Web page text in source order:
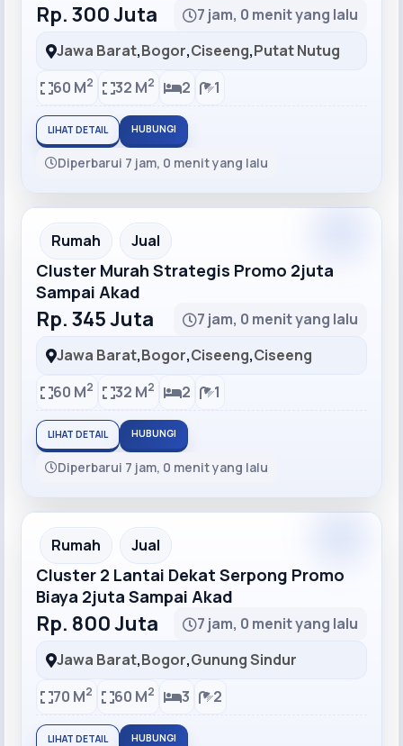
Rp. 300 Juta
7 jam, 0 menit yang lalu
Jawa Barat,Bogor,Ciseeng,Putat Nutug
60 M2 32 M2 2 1
LIHAT DETAIL HUBUNGI
Diperbarui 7 jam, 0 menit yang lalu
Recommended
Rumah Jual
Cluster Murah Strategis Promo 2juta
Sampai Akad
Rp. 345 Juta
7 jam, 0 menit yang lalu
Jawa Barat,Bogor,Ciseeng,Ciseeng
60 M2 32 M2 2 1
LIHAT DETAIL HUBUNGI
Diperbarui 7 jam, 0 menit yang lalu
Recommended
Rumah Jual
Cluster 2 Lantai Dekat Serpong Promo
Biaya 2juta Sampai Akad
Rp. 800 Juta
7 jam, 0 menit yang lalu
Jawa Barat,Bogor,Gunung Sindur
70 M2 60 M2 3 2
LIHAT DETAIL HUBUNGI